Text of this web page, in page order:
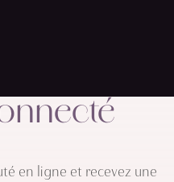
en ligne et recevez une